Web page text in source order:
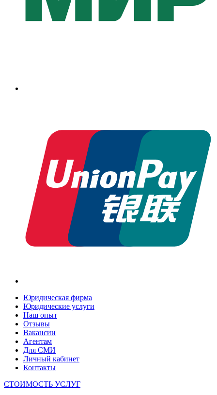
Юридическая фирма
Юридические услуги
Наш опыт
Отзывы
Вакансии
Агентам
Для СМИ
Личный кабинет
Контакты
СТОИМОСТЬ УСЛУГ